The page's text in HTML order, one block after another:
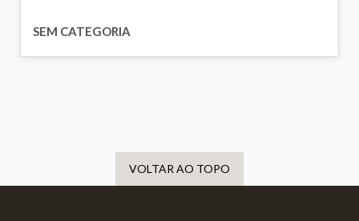
SEM CATEGORIA
VOLTAR AO TOPO